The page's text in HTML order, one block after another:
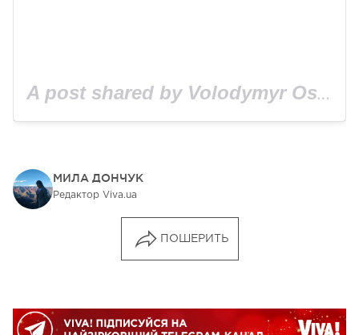
A post shared by Volodymyr Ostapchuk (@vova_ostapchuk)
МИЛА ДОНЧУК
Редактор Viva.ua
ПОШЕРИТЬ